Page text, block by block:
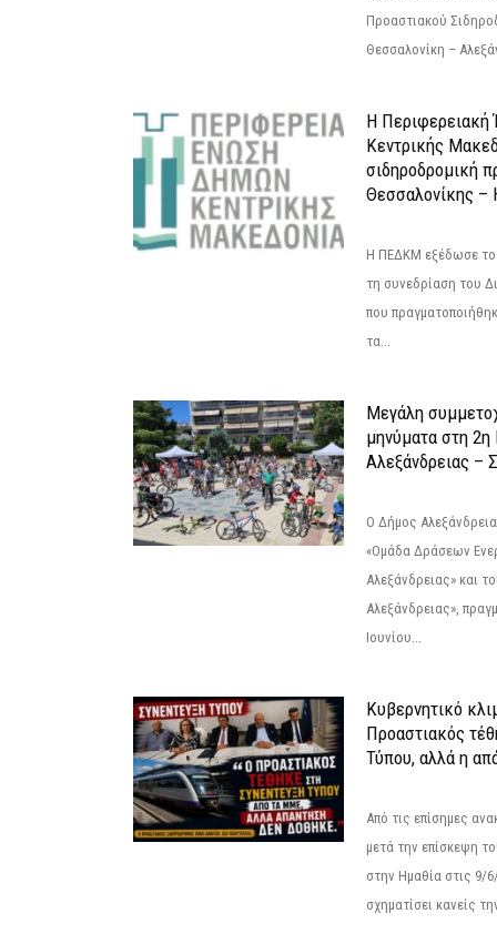
Προαστιακού
Θεσσαλονίκη –
Η
Κεντρικής
σιδηροδρομική
Θεσσαλονίκης –
Η ΠΕΔΚΜ εξέδωσε το
τη συνεδρίαση του
που
τα...
Μεγάλη
μηνύματα στη
Αλεξάνδρειας –
Ο Δήμος
«Ομάδα Δράσεων
Αλεξάνδρειας» και
Αλεξάνδρειας»,
Ιουνίου...
Κυβερνητικό
Προαστιακός
Τύπου, αλλά η
Από τις επίσημες
μετά την επίσκεψη
στην Ημαθία στις 9/
σχηματίσει κανείς